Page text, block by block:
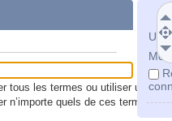
Mot
tous les termes ou utiliser une
n’importe quels de ces termes